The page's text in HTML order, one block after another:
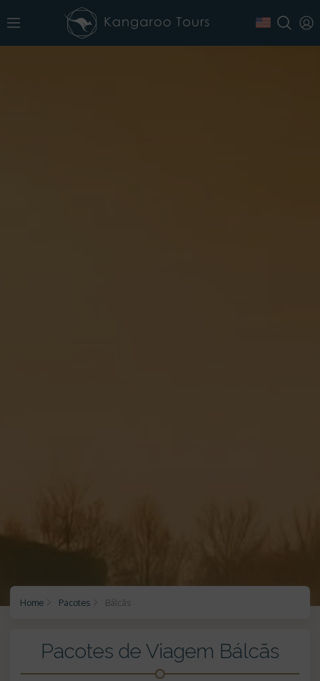
Home Pacotes Bálcãs
Pacotes de Viagem Bálcãs